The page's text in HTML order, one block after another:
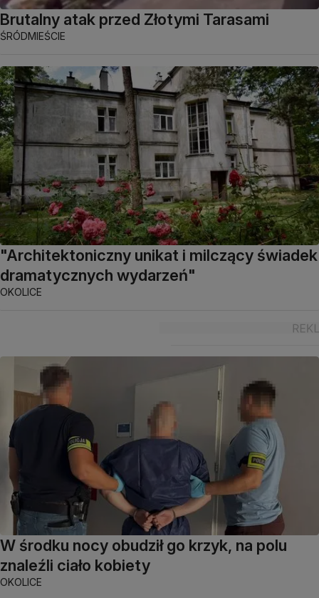
Brutalny atak przed Złotymi Tarasami
ŚRÓDMIEŚCIE
"Architektoniczny unikat i milczący świadek
dramatycznych wydarzeń"
OKOLICE
W środku nocy obudził go krzyk, na polu
znaleźli ciało kobiety
OKOLICE